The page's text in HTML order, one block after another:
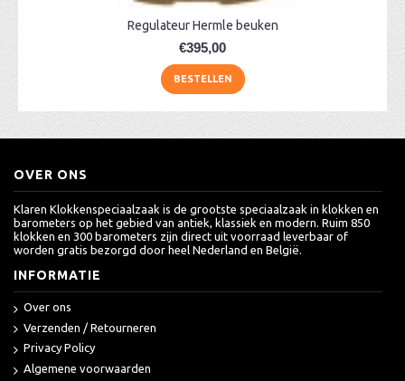
Regulateur Hermle beuken
€395,00
BESTELLEN
OVER ONS
Klaren Klokkenspeciaalzaak is de grootste speciaalzaak in klokken en
barometers op het gebied van antiek, klassiek en modern. Ruim 850
klokken en 300 barometers zijn direct uit voorraad leverbaar of
worden gratis bezorgd door heel Nederland en België.
INFORMATIE
Over ons
Verzenden / Retourneren
Privacy Policy
Algemene voorwaarden